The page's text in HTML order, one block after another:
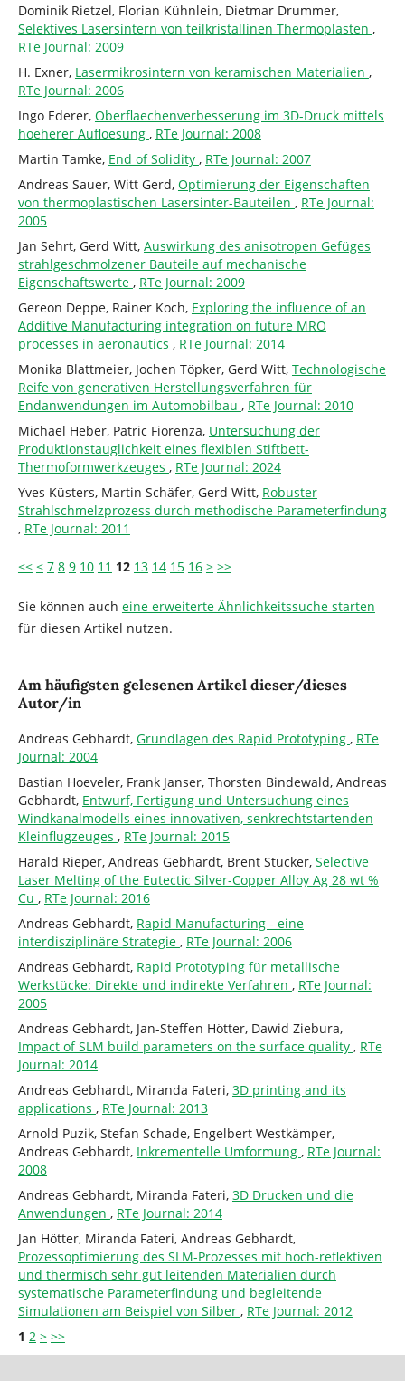
Dominik Rietzel, Florian Kühnlein, Dietmar Drummer,
Selektives Lasersintern von teilkristallinen Thermoplasten ,
RTe Journal: 2009
H. Exner, Lasermikrosintern von keramischen Materialien ,
RTe Journal: 2006
Ingo Ederer, Oberflaechenverbesserung im 3D-Druck mittels
hoeherer Aufloesung , RTe Journal: 2008
Martin Tamke, End of Solidity , RTe Journal: 2007
Andreas Sauer, Witt Gerd, Optimierung der Eigenschaften
von thermoplastischen Lasersinter-Bauteilen , RTe Journal:
2005
Jan Sehrt, Gerd Witt, Auswirkung des anisotropen Gefüges
strahlgeschmolzener Bauteile auf mechanische
Eigenschaftswerte , RTe Journal: 2009
Gereon Deppe, Rainer Koch, Exploring the influence of an
Additive Manufacturing integration on future MRO
processes in aeronautics , RTe Journal: 2014
Monika Blattmeier, Jochen Töpker, Gerd Witt, Technologische
Reife von generativen Herstellungsverfahren für
Endanwendungen im Automobilbau , RTe Journal: 2010
Michael Heber, Patric Fiorenza, Untersuchung der
Produktionstauglichkeit eines flexiblen Stiftbett-
Thermoformwerkzeuges , RTe Journal: 2024
Yves Küsters, Martin Schäfer, Gerd Witt, Robuster
Strahlschmelzprozess durch methodische Parameterfindung
, RTe Journal: 2011
<< < 7 8 9 10 11 12 13 14 15 16 > >>
Sie können auch eine erweiterte Ähnlichkeitssuche starten
für diesen Artikel nutzen.
Am häufigsten gelesenen Artikel dieser/dieses
Autor/in
Andreas Gebhardt, Grundlagen des Rapid Prototyping , RTe
Journal: 2004
Bastian Hoeveler, Frank Janser, Thorsten Bindewald, Andreas
Gebhardt, Entwurf, Fertigung und Untersuchung eines
Windkanalmodells eines innovativen, senkrechtstartenden
Kleinflugzeuges , RTe Journal: 2015
Harald Rieper, Andreas Gebhardt, Brent Stucker, Selective
Laser Melting of the Eutectic Silver-Copper Alloy Ag 28 wt %
Cu , RTe Journal: 2016
Andreas Gebhardt, Rapid Manufacturing - eine
interdisziplinäre Strategie , RTe Journal: 2006
Andreas Gebhardt, Rapid Prototyping für metallische
Werkstücke: Direkte und indirekte Verfahren , RTe Journal:
2005
Andreas Gebhardt, Jan-Steffen Hötter, Dawid Ziebura,
Impact of SLM build parameters on the surface quality , RTe
Journal: 2014
Andreas Gebhardt, Miranda Fateri, 3D printing and its
applications , RTe Journal: 2013
Arnold Puzik, Stefan Schade, Engelbert Westkämper,
Andreas Gebhardt, Inkrementelle Umformung , RTe Journal:
2008
Andreas Gebhardt, Miranda Fateri, 3D Drucken und die
Anwendungen , RTe Journal: 2014
Jan Hötter, Miranda Fateri, Andreas Gebhardt,
Prozessoptimierung des SLM-Prozesses mit hoch-reflektiven
und thermisch sehr gut leitenden Materialien durch
systematische Parameterfindung und begleitende
Simulationen am Beispiel von Silber , RTe Journal: 2012
1 2 > >>